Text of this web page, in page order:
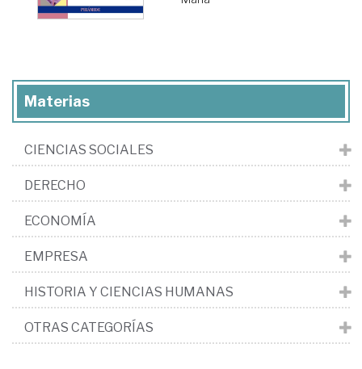
Materias
CIENCIAS SOCIALES
DERECHO
ECONOMÍA
EMPRESA
HISTORIA Y CIENCIAS HUMANAS
OTRAS CATEGORÍAS